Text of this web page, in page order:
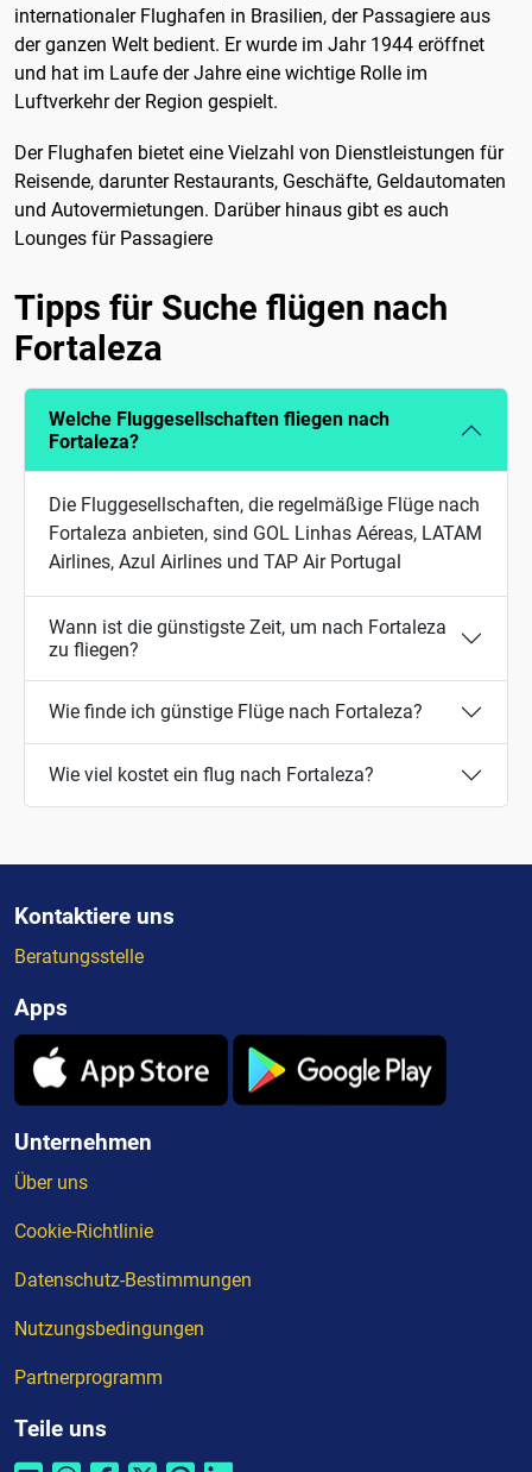
internationaler Flughafen in Brasilien, der Passagiere aus
der ganzen Welt bedient. Er wurde im Jahr 1944 eröffnet
und hat im Laufe der Jahre eine wichtige Rolle im
Luftverkehr der Region gespielt.
Der Flughafen bietet eine Vielzahl von Dienstleistungen für
Reisende, darunter Restaurants, Geschäfte, Geldautomaten
und Autovermietungen. Darüber hinaus gibt es auch
Lounges für Passagiere
Tipps für Suche flügen nach
Fortaleza
Welche Fluggesellschaften fliegen nach
Fortaleza?
Die Fluggesellschaften, die regelmäßige Flüge nach
Fortaleza anbieten, sind GOL Linhas Aéreas, LATAM
Airlines, Azul Airlines und TAP Air Portugal
Wann ist die günstigste Zeit, um nach Fortaleza
zu fliegen?
Wie finde ich günstige Flüge nach Fortaleza?
Wie viel kostet ein flug nach Fortaleza?
Kontaktiere uns
Beratungsstelle
Apps
Unternehmen
Über uns
Cookie-Richtlinie
Datenschutz-Bestimmungen
Nutzungsbedingungen
Partnerprogramm
Teile uns